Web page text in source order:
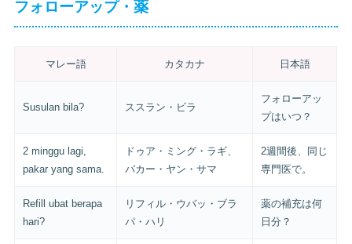
フォローアップ・薬
マレー語 カタカナ 日本語
Susulan bila? ススラン・ビラ
フォローアッ
プはいつ？
2 minggu lagi,
pakar yang sama.
ドゥア・ミング・ラギ、
パカー・ヤン・サマ
2週間後、同じ
専門医で。
Refill ubat berapa
hari?
リフィル・ウバッ・ブラ
パ・ハリ
薬の補充は何
日分？